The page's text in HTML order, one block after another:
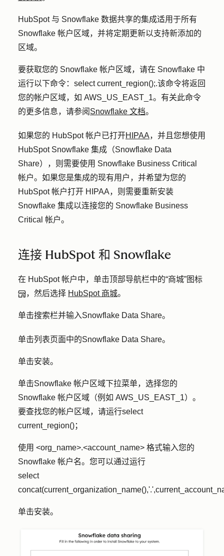
HubSpot 与 Snowflake 数据共享的集成适用于所有
Snowflake 帐户区域，并将定期更新以支持新添加的
区域。
要获取您的 Snowflake 帐户区域，请在 Snowflake 中
运行以下命令：select current_region();.该命令将返回
您的帐户区域，如 AWS_US_EAST_1。有关此命令
的更多信息，请参阅 Snowflake 文档。
如果您的 HubSpot 帐户已打开HIPAA，并且您想使用
HubSpot Snowflake 集成（Snowflake Data
Share），则需要使用 Snowflake Business Critical
帐户。如果您是集成的现有用户，并希望为您的
HubSpot 帐户打开 HIPAA，则需要重新安装
Snowflake 集成以连接您的 Snowflake Business
Critical 帐户。
连接 HubSpot 和 Snowflake
在 HubSpot 帐户中，单击顶部导航栏中的“商城”图标
，然后选择 HubSpot 商城。
单击搜索栏并输入Snowflake Data Share。
单击列表页面中的Snowflake Data Share。
单击安装。
单击Snowflake 帐户区域下拉菜单，选择您的
Snowflake 帐户区域 （例如 AWS_US_EAST_1）。
要查找您的帐户区域，请运行select
current_region()；
使用 <org_name>.<account_name> 格式输入您的
Snowflake 帐户名。您可以通过运行
select
单击安装。